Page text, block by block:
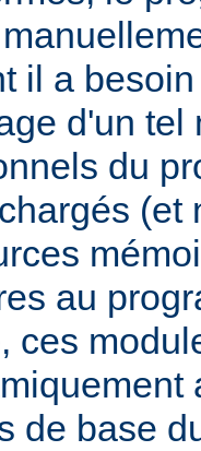
il a
d'un
du
(et
au
ces
de base